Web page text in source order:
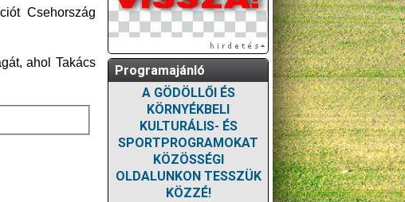
Csehország
ahol Takács
Programajánló
A GÖDÖLLŐI ÉS
KÖRNYÉKBELI
KULTURÁLIS- ÉS
SPORTPROGRAMOKAT
KÖZÖSSÉGI
OLDALUNKON TESSZÜK
KÖZZÉ!